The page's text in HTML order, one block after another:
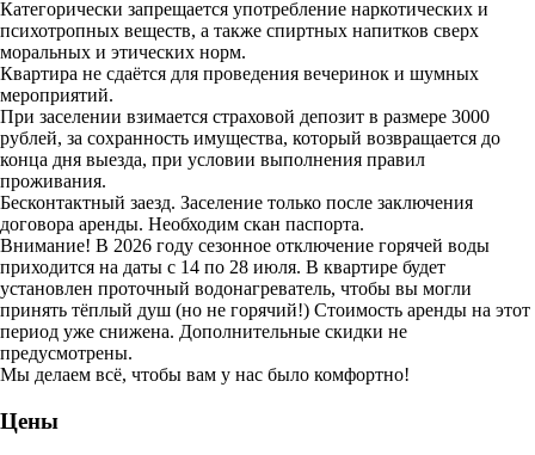
Категорически запрещается употребление наркотических и
психотропных веществ, а также спиртных напитков сверх
моральных и этических норм.
Квартира не сдаётся для проведения вечеринок и шумных
мероприятий.
При заселении взимается страховой депозит в размере 3000
рублей, за сохранность имущества, который возвращается до
конца дня выезда, при условии выполнения правил
проживания.
Бесконтактный заезд. Заселение только после заключения
договора аренды. Необходим скан паспорта.
Внимание! В 2026 году сезонное отключение горячей воды
приходится на даты с 14 по 28 июля. В квартире будет
установлен проточный водонагреватель, чтобы вы могли
принять тёплый душ (но не горячий!) Стоимость аренды на этот
период уже снижена. Дополнительные скидки не
предусмотрены.
Мы делаем всё, чтобы вам у нас было комфортно!
Цены